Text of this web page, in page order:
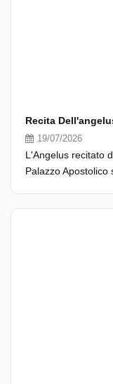
Recita
19/07/2026
L'Angelus recitato
Palazzo Apostolico